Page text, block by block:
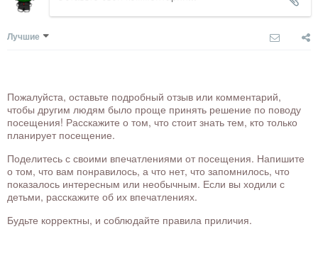
Лучшие
Пожалуйста, оставьте подробный отзыв или комментарий,
чтобы другим людям было проще принять решение по поводу
посещения! Расскажите о том, что стоит знать тем, кто только
планирует посещение.
Поделитесь с своими впечатлениями от посещения. Напишите
о том, что вам понравилось, а что нет, что запомнилось, что
показалось интересным или необычным. Если вы ходили с
детьми, расскажите об их впечатлениях.
Будьте корректны, и соблюдайте правила приличия.